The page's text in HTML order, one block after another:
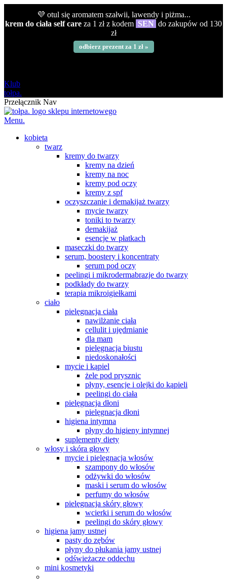
💜 otul się aromatem szałwii, lawendy i piżma...
krem do ciała self care za 1 zł z kodem SEN do zakupów od 130
zł
odbierz prezent za 1 zł »
Klub
tołpa.
Przełącznik Nav
Menu.
kobieta
twarz
kremy do twarzy
kremy na dzień
kremy na noc
kremy pod oczy
kremy z spf
oczyszczanie i demakijaż twarzy
mycie twarzy
toniki to twarzy
demakijaż
esencje w płatkach
maseczki do twarzy
serum, boostery i koncentraty
serum pod oczy
peelingi i mikrodermabrazje do twarzy
podkłady do twarzy
terapia mikroigiełkami
ciało
pielęgnacja ciała
nawilżanie ciała
cellulit i ujędrnianie
dla mam
pielęgnacja biustu
niedoskonałości
mycie i kąpiel
żele pod prysznic
płyny, esencje i olejki do kąpieli
peelingi do ciała
pielęgnacja dłoni
pielęgnacja dłoni
higiena intymna
płyny do higieny intymnej
suplementy diety
włosy i skóra głowy
mycie i pielęgnacja włosów
szampony do włosów
odżywki do włosów
maski i serum do włosów
perfumy do włosów
pielęgnacja skóry głowy
wcierki i serum do włosów
peelingi do skóry głowy
higiena jamy ustnej
pasty do zębów
płyny do płukania jamy ustnej
odświeżacze oddechu
mini kosmetyki